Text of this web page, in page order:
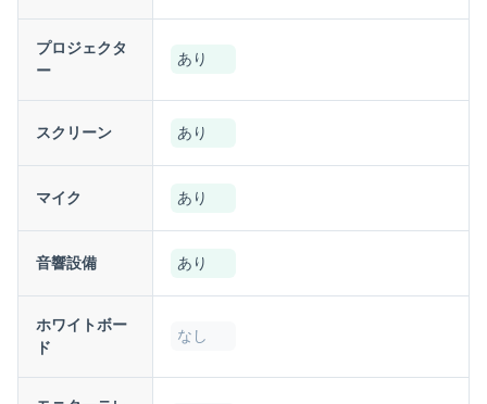
プロジェクタ
ー
あり
スクリーン あり
マイク あり
音響設備 あり
ホワイトボー
ド
なし